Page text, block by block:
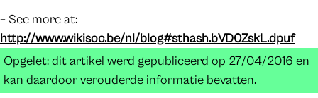
– See more at:
http://www.wikisoc.be/nl/blog#sthash.bVD0ZskL.dpuf
Opgelet: dit artikel werd gepubliceerd op 27/04/2016 en
kan daardoor verouderde informatie bevatten.